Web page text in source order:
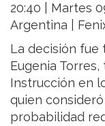
20:40 | Martes
Argentina |
La decisión fue
Eugenia
Instrucción en
quien
probabilidad